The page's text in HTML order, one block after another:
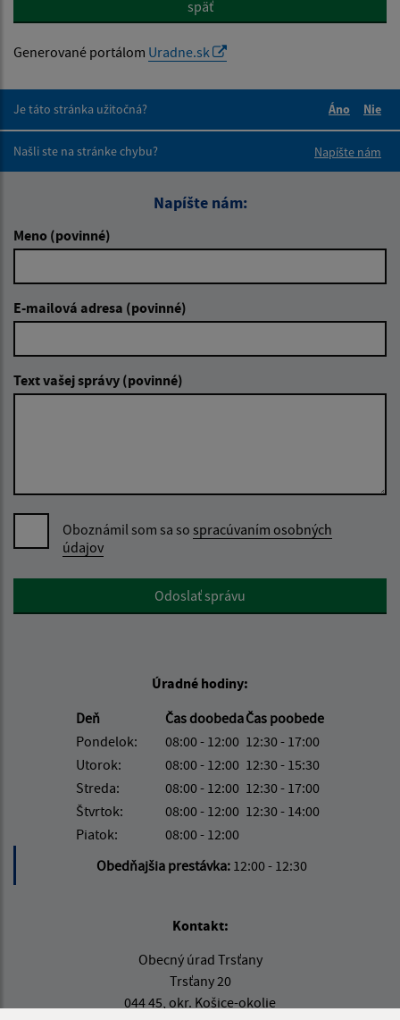
späť
Generované portálom Uradne.sk
Je táto stránka užitočná?
Áno
Nie
Našli ste na stránke chybu?
Napíšte nám
Napíšte nám:
Meno (povinné)
E-mailová adresa (povinné)
Text vašej správy (povinné)
Oboznámil som sa so spracúvaním osobných
údajov
Google reCaptcha ResponseOdoslať správu
Úradné hodiny:
Deň
Čas doobedaČas poobede
Pondelok:
08:00 - 12:00 12:30 - 17:00
Utorok:
08:00 - 12:00 12:30 - 15:30
Streda:
08:00 - 12:00 12:30 - 17:00
Štvrtok:
08:00 - 12:00 12:30 - 14:00
Piatok:
08:00 - 12:00
Obedňajšia prestávka: 12:00 - 12:30
Kontakt:
Obecný úrad Trsťany
Trsťany 20
044 45, okr. Košice-okolie